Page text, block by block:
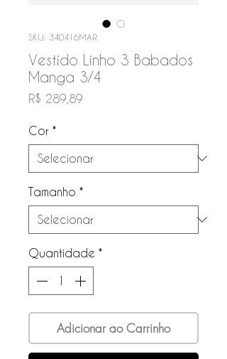
SKU: 340416MAR
Vestido Linho 3 Babados
Manga 3/4
R$ 289,89
Cor *
Tamanho *
Quantidade *
Adicionar ao Carrinho